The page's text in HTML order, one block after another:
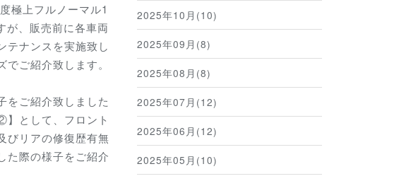
極上フルノーマル1
が、販売前に各車両
テナンスを実施致し
ご紹介致します。
をご紹介致しました
として、フロント
びリアの修復歴有無
た際の様子をご紹介
2025年10月(10)
2025年09月(8)
2025年08月(8)
2025年07月(12)
2025年06月(12)
2025年05月(10)